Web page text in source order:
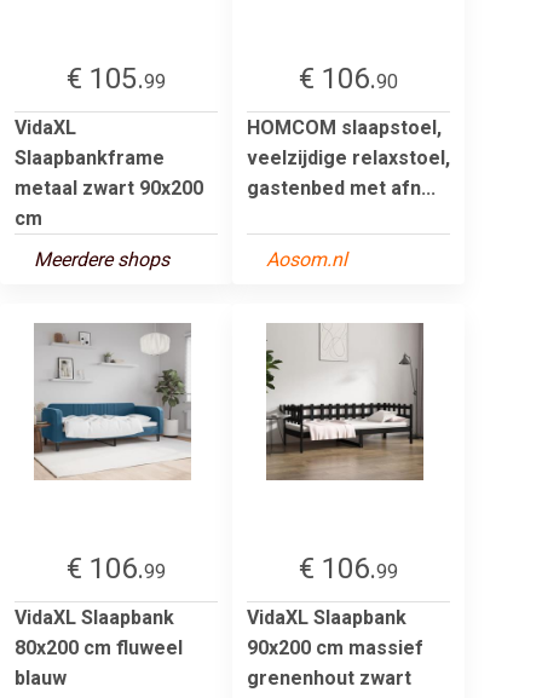
€ 105.99
VidaXL
Slaapbankframe
metaal zwart 90x200
cm
Meerdere shops
€ 106.90
HOMCOM slaapstoel,
veelzijdige relaxstoel,
gastenbed met afn...
Aosom.nl
€ 106.99
VidaXL Slaapbank
80x200 cm fluweel
blauw
€ 106.99
VidaXL Slaapbank
90x200 cm massief
grenenhout zwart